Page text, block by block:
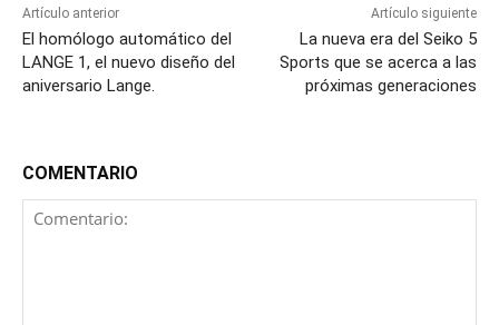
Artículo anterior
El homólogo automático del
LANGE 1, el nuevo diseño del
aniversario Lange.
Artículo siguiente
La nueva era del Seiko 5
Sports que se acerca a las
próximas generaciones
COMENTARIO